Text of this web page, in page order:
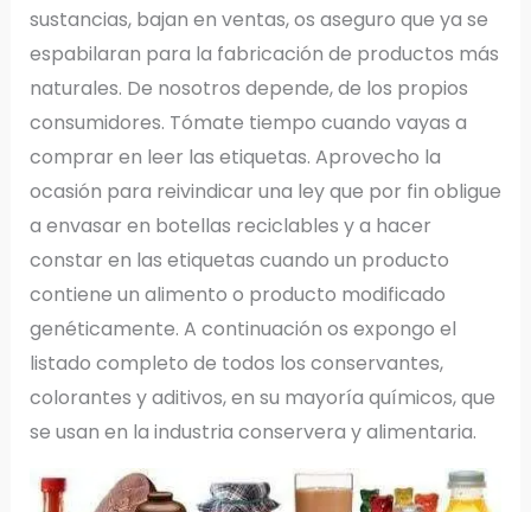
sustancias, bajan en ventas, os aseguro que ya se
espabilaran para la fabricación de productos más
naturales. De nosotros depende, de los propios
consumidores. Tómate tiempo cuando vayas a
comprar en leer las etiquetas. Aprovecho la
ocasión para reivindicar una ley que por fin obligue
a envasar en botellas reciclables y a hacer
constar en las etiquetas cuando un producto
contiene un alimento o producto modificado
genéticamente. A continuación os expongo el
listado completo de todos los conservantes,
colorantes y aditivos, en su mayoría químicos, que
se usan en la industria conservera y alimentaria.